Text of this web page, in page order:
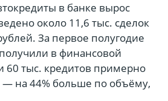
в банке вырос
около 11,6 тыс. сделок
За первое полугодие
в финансовой
60 тыс. кредитов примерно
— на 44% больше по объёму,